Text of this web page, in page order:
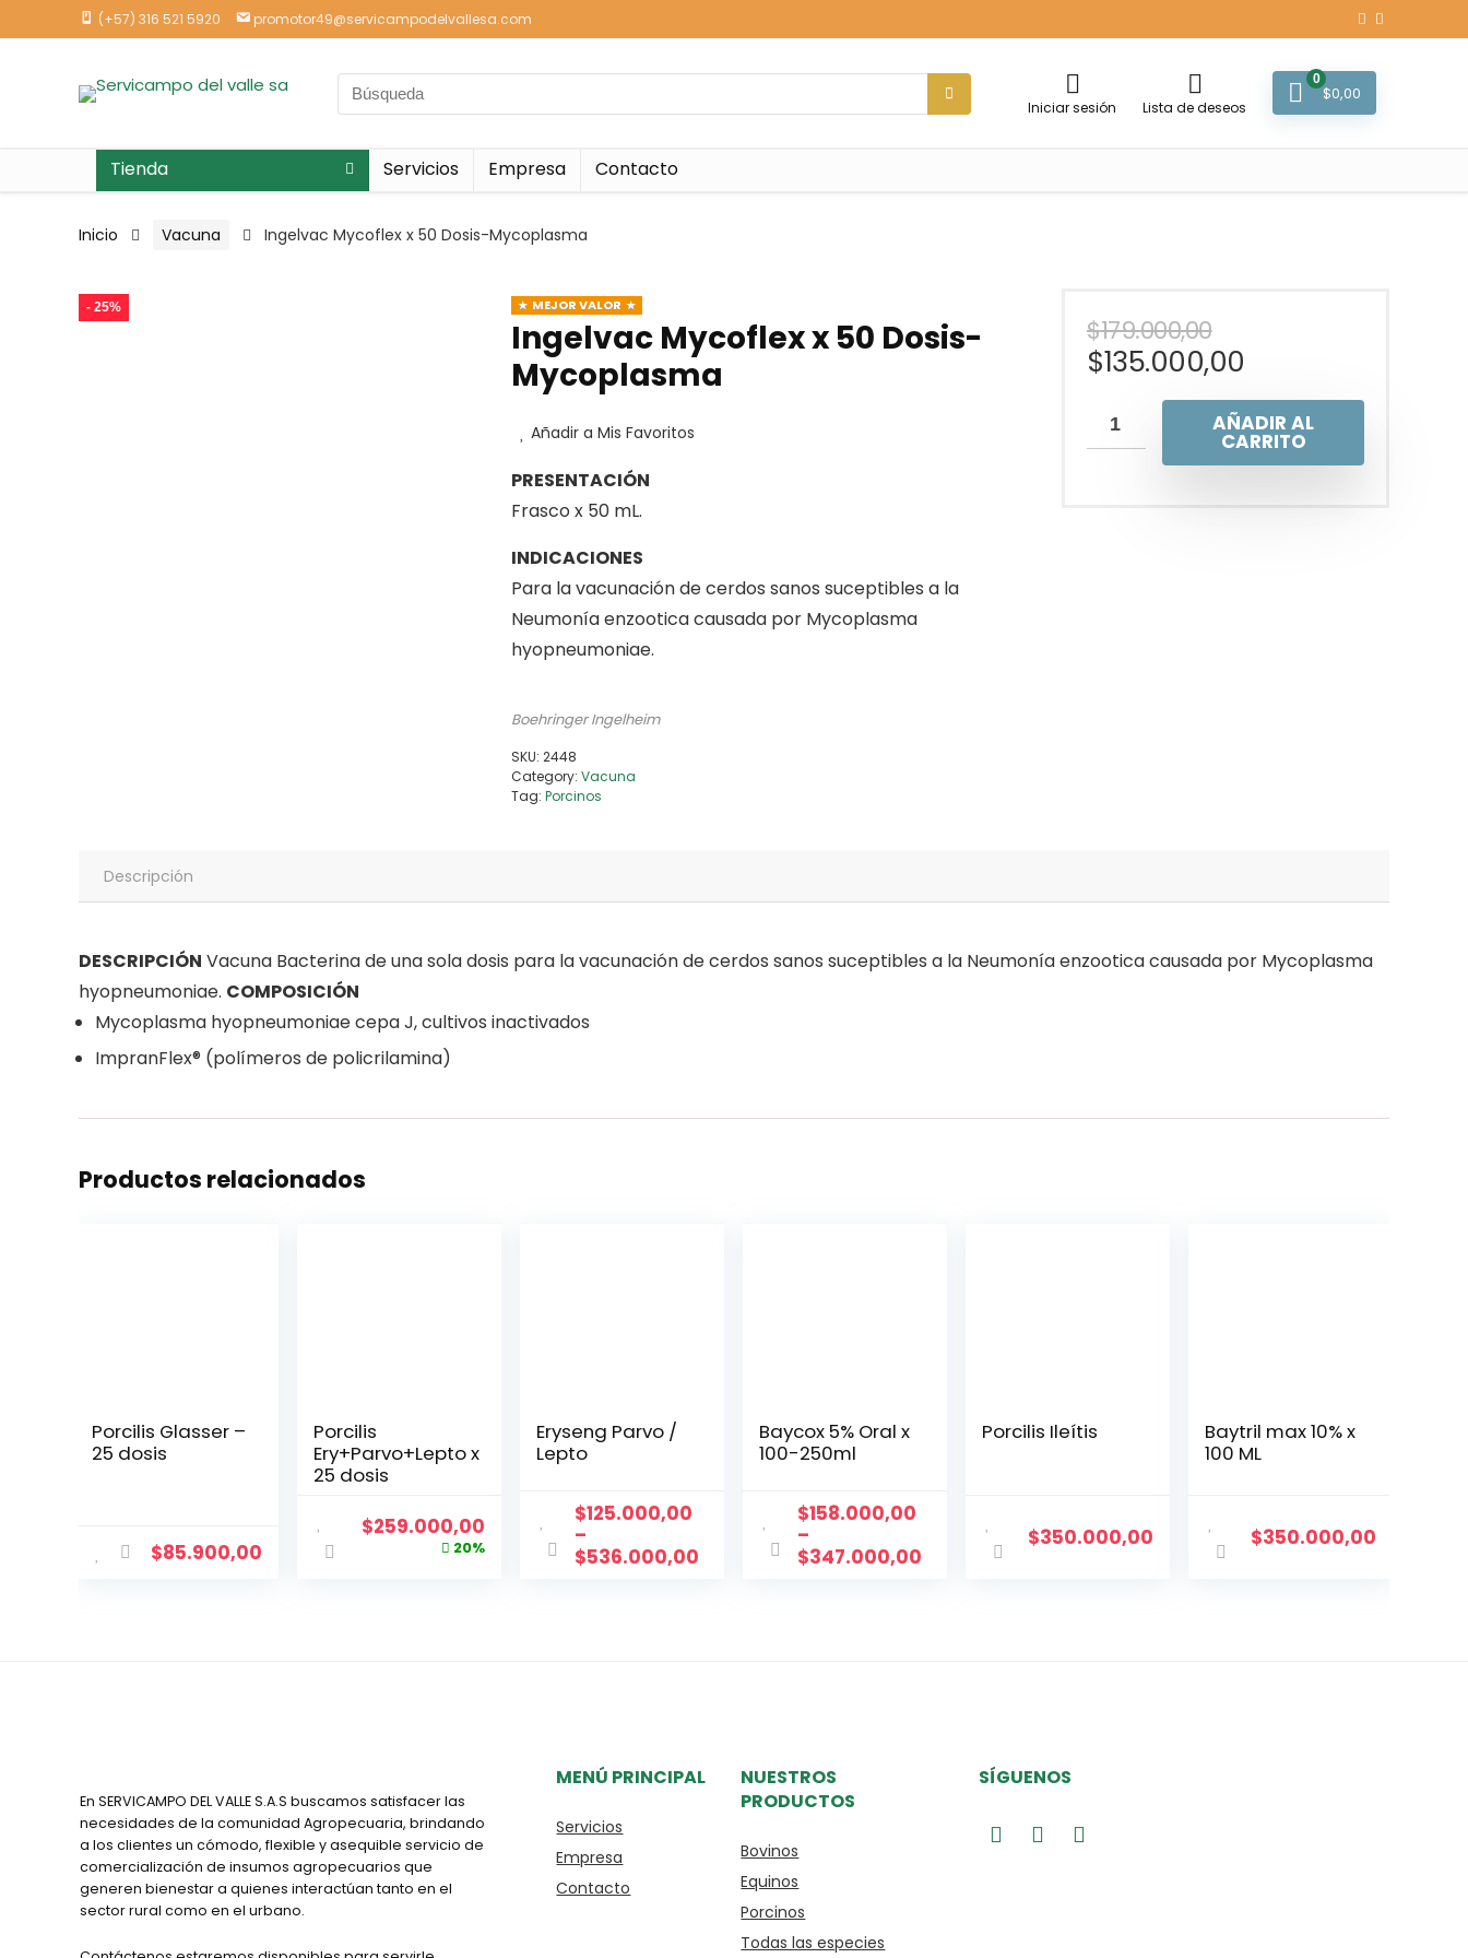
(+57) 316 521 5920 promotor49@servicampodelvallesa.com
Iniciar sesión Lista de deseos
0
$0,00
Tienda Servicios Empresa Contacto
Inicio Vacuna Ingelvac Mycoflex x 50 Dosis-Mycoplasma
- 25% MEJOR VALOR
Ingelvac Mycoflex x 50 Dosis-
Mycoplasma
Añadir a Mis Favoritos
PRESENTACIÓN
Frasco x 50 mL.
INDICACIONES
Para la vacunación de cerdos sanos suceptibles a la
Neumonía enzootica causada por Mycoplasma
hyopneumoniae.
Boehringer Ingelheim
SKU: 2448
Category: Vacuna
Tag: Porcinos
$179.000,00
$135.000,00
AÑADIR AL
CARRITO
Descripción
DESCRIPCIÓN Vacuna Bacterina de una sola dosis para la vacunación de cerdos sanos suceptibles a la Neumonía enzootica causada por Mycoplasma
hyopneumoniae. COMPOSICIÓN
Mycoplasma hyopneumoniae cepa J, cultivos inactivados
ImpranFlex® (polímeros de policrilamina)
Productos relacionados
Porcilis Glasser –
25 dosis
$85.900,00
Porcilis
Ery+Parvo+Lepto x
25 dosis
$259.000,00
20%
Eryseng Parvo /
Lepto
$125.000,00
–
$536.000,00
Baycox 5% Oral x
100-250ml
$158.000,00
–
$347.000,00
Porcilis Ileítis
$350.000,00
Baytril max 10% x
100 ML
$350.000,00
En SERVICAMPO DEL VALLE S.A.S buscamos satisfacer las
necesidades de la comunidad Agropecuaria, brindando
a los clientes un cómodo, flexible y asequible servicio de
comercialización de insumos agropecuarios que
generen bienestar a quienes interactúan tanto en el
sector rural como en el urbano.
MENÚ PRINCIPAL
Servicios
Empresa
Contacto
NUESTROS
PRODUCTOS
Bovinos
Equinos
Porcinos
Todas las especies
SÍGUENOS